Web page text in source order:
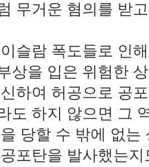
무거운 혐의를 받
슬람 폭도들로 인
상을 입은 위험한
하여 허공으로 공
도 하지 않으면 그
당할 수 밖에 없는
포탄을 발사했는